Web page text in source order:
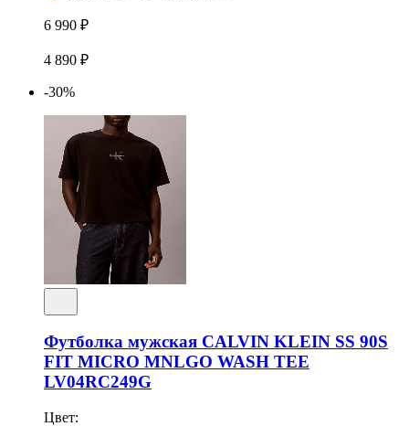
6 990 ₽
4 890 ₽
-30%
Футболка мужская CALVIN KLEIN SS 90S
FIT MICRO MNLGO WASH TEE
LV04RC249G
Цвет: